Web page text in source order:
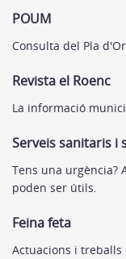
POUM
Consulta del Pla
Revista el Roenc
La informació
Serveis sanitaris i
Tens una urgència?
poden ser útils.
Feina feta
Actuacions i